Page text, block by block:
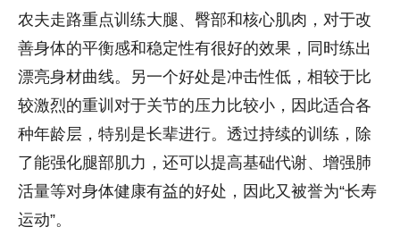
农夫走路重点训练大腿、臀部和核心肌肉，对于改
善身体的平衡感和稳定性有很好的效果，同时练出
漂亮身材曲线。另一个好处是冲击性低，相较于比
较激烈的重训对于关节的压力比较小，因此适合各
种年龄层，特别是长辈进行。透过持续的训练，除
了能强化腿部肌力，还可以提高基础代谢、增强肺
活量等对身体健康有益的好处，因此又被誉为“长寿
运动”。